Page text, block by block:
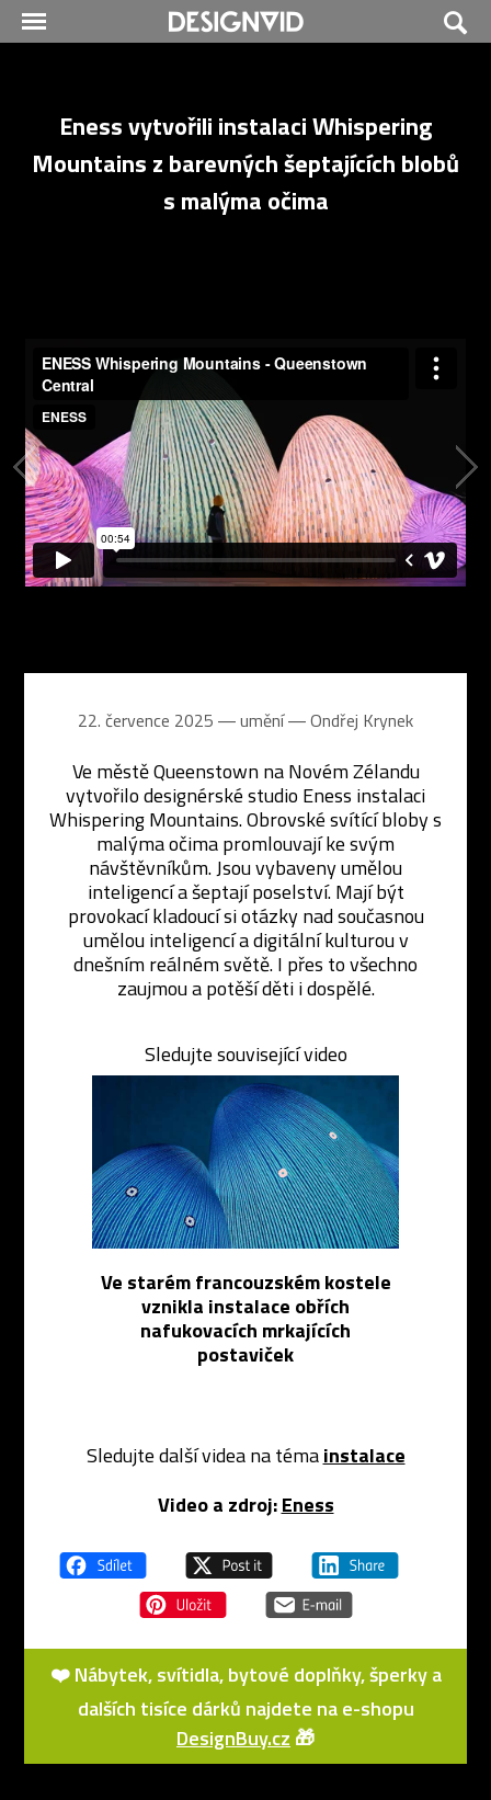
Eness vytvořili instalaci Whispering
Mountains z barevných šeptajících blobů
s malýma očima
22. července 2025 ― umění ―Ondřej Krynek
Ve městě Queenstown na Novém Zélandu
vytvořilo designérské studio Eness instalaci
Whispering Mountains. Obrovské svítící bloby s
malýma očima promlouvají ke svým
návštěvníkům. Jsou vybaveny umělou
inteligencí a šeptají poselství. Mají být
provokací kladoucí si otázky nad současnou
umělou inteligencí a digitální kulturou v
dnešním reálném světě. I přes to všechno
zaujmou a potěší děti i dospělé.
Sledujte související video
Ve starém francouzském kostele
vznikla instalace obřích
nafukovacích mrkajících
postaviček
Sledujte další videa na témainstalace
Video a zdroj: Eness
❤️ Nábytek, svítidla, bytové doplňky, šperky a
dalších tisíce dárků najdete na e-shopu
DesignBuy.cz 🎁